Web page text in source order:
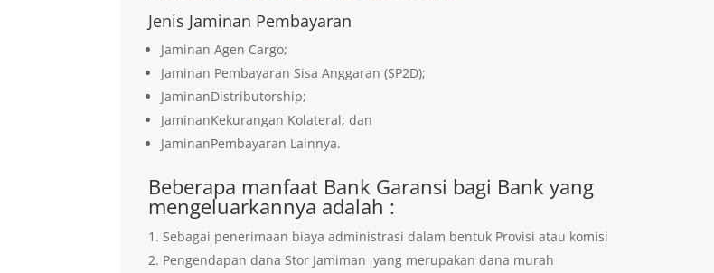
Jenis Jaminan Pembayaran
Jaminan Agen Cargo;
Jaminan Pembayaran Sisa Anggaran (SP2D);
JaminanDistributorship;
JaminanKekurangan Kolateral; dan
JaminanPembayaran Lainnya.
Beberapa manfaat Bank Garansi bagi Bank yang
mengeluarkannya adalah :
Sebagai penerimaan biaya administrasi dalam bentuk Provisi atau komisi
Pengendapan dana Stor Jamiman yang merupakan dana murah